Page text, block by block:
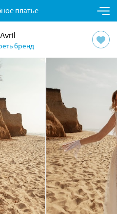
платье
Avril
бренд